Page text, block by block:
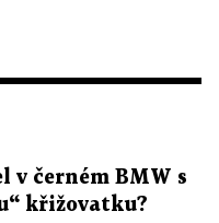
v černém BMW s
křižovatku?